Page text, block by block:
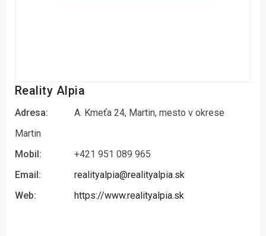
Reality Alpia
Adresa:
A. Kmeťa 24, Martin, mesto v okrese
Martin
Mobil:
+421 951 089 965
Email:
realityalpia@realityalpia.sk
Web:
https://www.realityalpia.sk